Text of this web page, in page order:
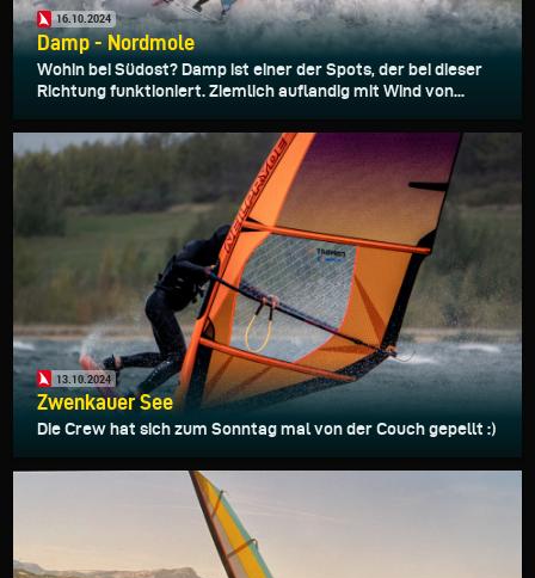
16.10.2024
Damp - Nordmole
Wohin bei Südost? Damp ist einer der Spots, der bei dieser
Richtung funktioniert. Ziemlich auflandig mit Wind von...
13.10.2024
Zwenkauer See
Die Crew hat sich zum Sonntag mal von der Couch gepellt :)